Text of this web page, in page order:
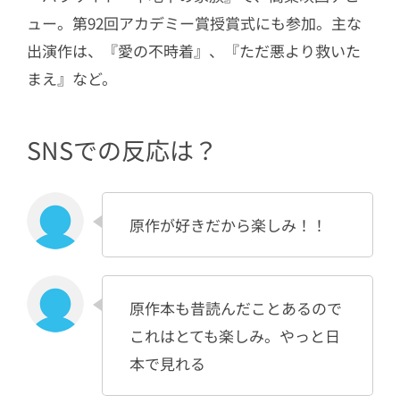
ュー。第92回アカデミー賞授賞式にも参加。主な
出演作は、『愛の不時着』、『ただ悪より救いた
まえ』など。
SNSでの反応は？
原作が好きだから楽しみ！！
原作本も昔読んだことあるので
これはとても楽しみ。やっと日
本で見れる